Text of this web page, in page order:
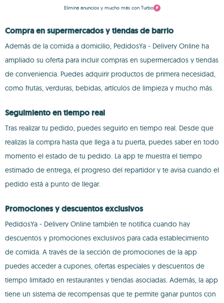
Elimina anuncios y mucho más con Turbo
Compra en supermercados y tiendas de barrio
Además de la comida a domicilio, PedidosYa - Delivery Online ha
ampliado su oferta para incluir compras en supermercados y tiendas
de conveniencia. Puedes adquirir productos de primera necesidad,
como frutas, verduras, bebidas, artículos de limpieza y mucho más.
Seguimiento en tiempo real
Tras realizar tu pedido, puedes seguirlo en tiempo real. Desde que
realizas la compra hasta que llega a tu puerta, puedes saber en todo
momento el estado de tu pedido. La app te muestra el tiempo
estimado de entrega, el progreso del repartidor y te avisa cuando el
pedido está a punto de llegar.
Promociones y descuentos exclusivos
PedidosYa - Delivery Online también te notifica cuando hay
descuentos y promociones exclusivos para cada establecimiento
de comida. A través de la sección de promociones de la app
puedes acceder a cupones, ofertas especiales y descuentos de
tiempo limitado en restaurantes y tiendas asociadas. Además, la app
tiene un sistema de recompensas que te permite ganar puntos con